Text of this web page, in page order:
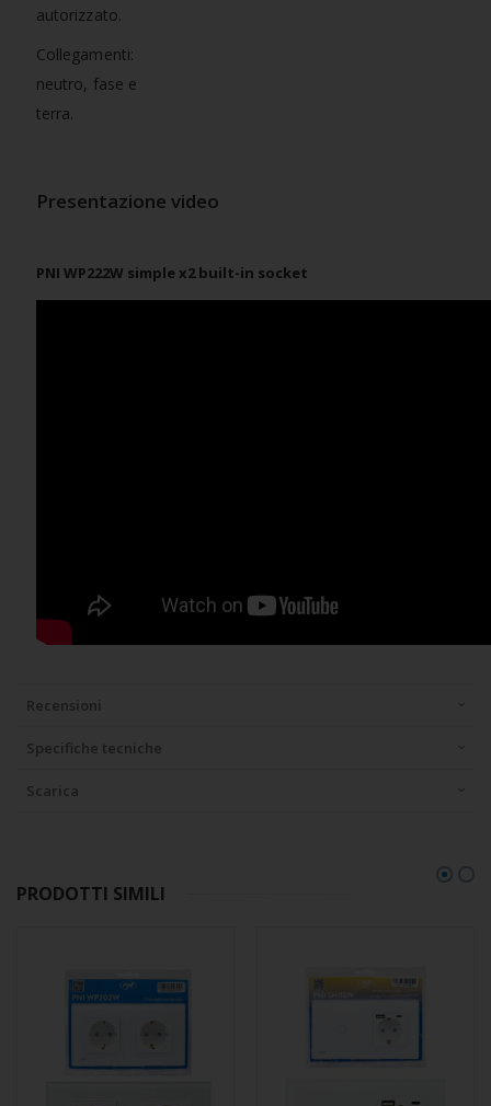
autorizzato.
Collegamenti:
neutro, fase e
terra.
Presentazione video
PNI WP222W simple x2 built-in socket
Recensioni
Specifiche tecniche
Scarica
PRODOTTI SIMILI